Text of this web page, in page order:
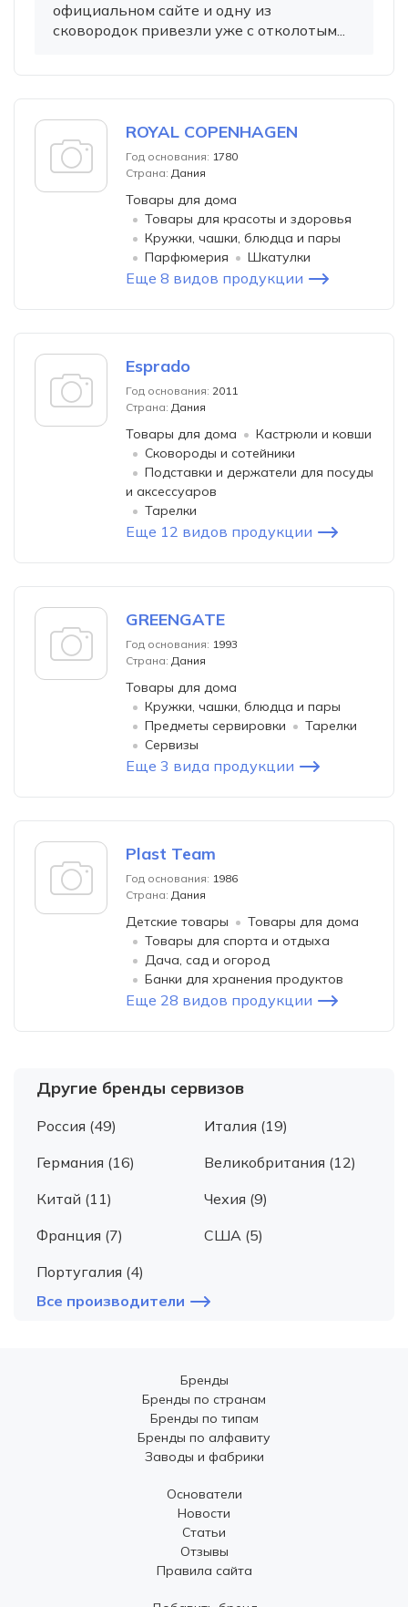
официальном сайте и одну из
сковородок привезли уже с отколотым...
ROYAL COPENHAGEN
Год основания: 1780
Страна: Дания
Товары для дома
Товары для красоты и здоровья
Кружки, чашки, блюдца и пары
Парфюмерия
Шкатулки
Еще 8 видов продукции
Esprado
Год основания: 2011
Страна: Дания
Товары для дома
Кастрюли и ковши
Сковороды и сотейники
Подставки и держатели для посуды
и аксессуаров
Тарелки
Еще 12 видов продукции
GREENGATE
Год основания: 1993
Страна: Дания
Товары для дома
Кружки, чашки, блюдца и пары
Предметы сервировки
Тарелки
Сервизы
Еще 3 вида продукции
Plast Team
Год основания: 1986
Страна: Дания
Детские товары
Товары для дома
Товары для спорта и отдыха
Дача, сад и огород
Банки для хранения продуктов
Еще 28 видов продукции
Другие бренды сервизов
Россия (49)
Италия (19)
Германия (16)
Великобритания (12)
Китай (11)
Чехия (9)
Франция (7)
США (5)
Португалия (4)
Все производители
Бренды
Бренды по странам
Бренды по типам
Бренды по алфавиту
Заводы и фабрики
Основатели
Новости
Статьи
Отзывы
Правила сайта